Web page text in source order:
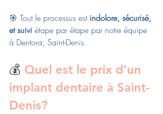
🎯 Tout le processus est indolore, sécurisé,
et suivi étape par étape par notre équipe
à Dentora, Saint-Denis.
💰 Quel est le prix d’un
implant dentaire à Saint-
Denis?